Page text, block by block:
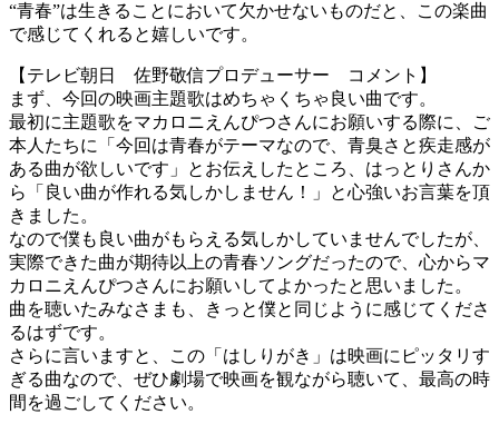
“青春”は生きることにおいて欠かせないものだと、この楽曲
で感じてくれると嬉しいです。
【テレビ朝日 佐野敬信プロデューサー コメント】
まず、今回の映画主題歌はめちゃくちゃ良い曲です。
最初に主題歌をマカロニえんぴつさんにお願いする際に、ご
本人たちに「今回は青春がテーマなので、青臭さと疾走感が
ある曲が欲しいです」とお伝えしたところ、はっとりさんか
ら「良い曲が作れる気しかしません！」と心強いお言葉を頂
きました。
なので僕も良い曲がもらえる気しかしていませんでしたが、
実際できた曲が期待以上の青春ソングだったので、心からマ
カロニえんぴつさんにお願いしてよかったと思いました。
曲を聴いたみなさまも、きっと僕と同じように感じてくださ
るはずです。
さらに言いますと、この「はしりがき」は映画にピッタリす
ぎる曲なので、ぜひ劇場で映画を観ながら聴いて、最高の時
間を過ごしてください。